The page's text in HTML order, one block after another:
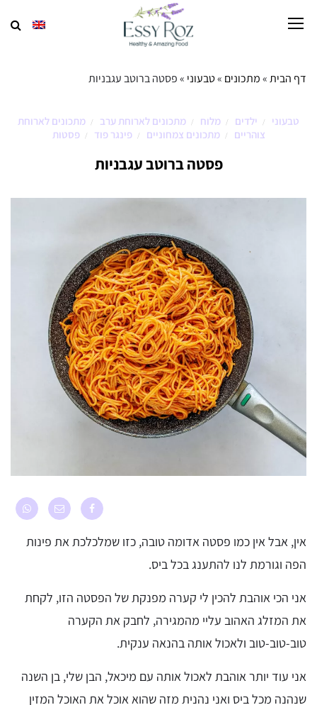
דף הבית»מתכונים »טבעוני »פסטה ברוטב עגבניות
טבעוני / ילדים / מלוח / מתכונים לארוחת ערב /
מתכונים לארוחת
צוהריים
/ מתכונים צמחוניים / פינגר פוד / פסטות
פסטה ברוטב עגבניות
אין, אבל אין כמו פסטה אדומה טובה, כזו שמלכלכת את פינות
הפה וגורמת לנו להתענג בכל ביס.
אני הכי אוהבת להכין לי קערה מפנקת של הפסטה הזו, לקחת
את המזלג האהוב עליי מהמגירה, לחבק את הקערה
טוב-טוב-טוב ולאכול אותה בהנאה ענקית.
אני עוד יותר אוהבת לאכול אותה עם מיכאל, הבן שלי, בן השנה
שנהנה מכל ביס ואני נהנית מזה שהוא אוכל את האוכל המזין